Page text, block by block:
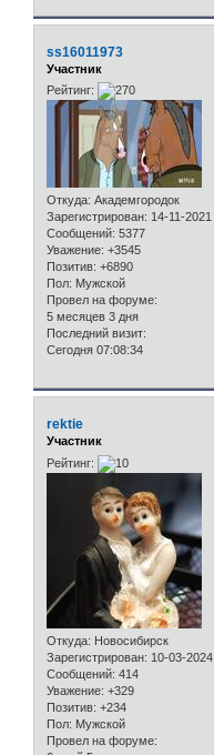
ss16011973
Участник
Рейтинг:
Откуда: Академгородок
Зарегистрирован: 14-11-2021
Сообщений: 5377
Уважение: +3545
Позитив: +6890
Пол: Мужской
Провел на форуме:
5 месяцев 3 дня
Последний визит:
Сегодня 07:08:34
rektie
Участник
Рейтинг:
Откуда: Новосибирск
Зарегистрирован: 10-03-2024
Сообщений: 414
Уважение: +329
Позитив: +234
Пол: Мужской
Провел на форуме: